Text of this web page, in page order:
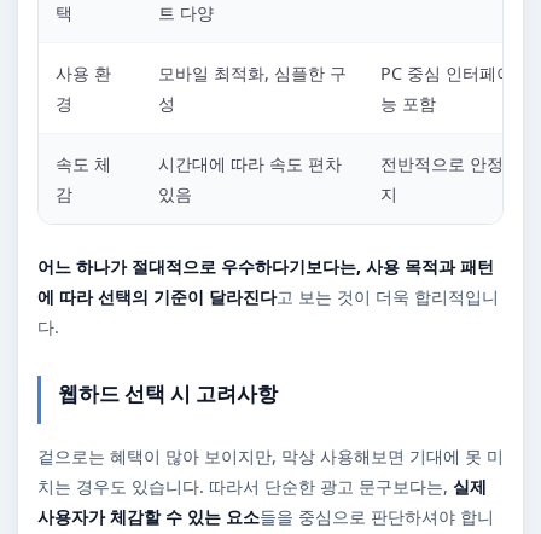
택
트 다양
사용 환
경
모바일 최적화, 심플한 구
성
PC 중심 인터페이스,
능 포함
속도 체
감
시간대에 따라 속도 편차
있음
전반적으로 안정적
지
어느 하나가 절대적으로 우수하다기보다는, 사용 목적과 패턴
에 따라 선택의 기준이 달라진다고 보는 것이 더욱 합리적입니
다.
웹하드 선택 시 고려사항
겉으로는 혜택이 많아 보이지만, 막상 사용해보면 기대에 못 미
치는 경우도 있습니다. 따라서 단순한 광고 문구보다는, 실제
사용자가 체감할 수 있는 요소들을 중심으로 판단하셔야 합니